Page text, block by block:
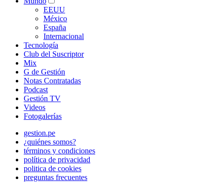
EEUU
México
España
Internacional
Tecnología
Club del Suscriptor
Mix
G de Gestión
Notas Contratadas
Podcast
Gestión TV
Videos
Fotogalerías
gestion.pe
¿quiénes somos?
términos y condiciones
política de privacidad
politica de cookies
preguntas frecuentes